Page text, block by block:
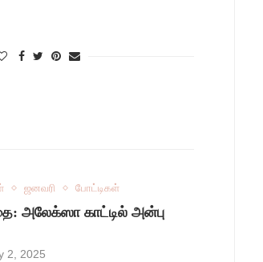
ஜனவரி போட்டிகள்
அலேக்ஸா காட்டில் அன்பு
2, 2025